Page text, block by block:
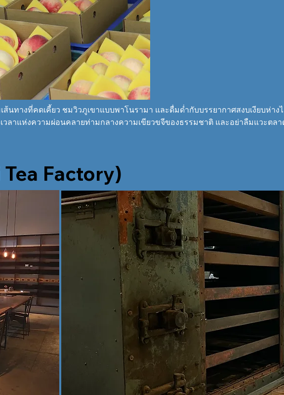
ทางที่คดเคี้ยว ชมวิวภูเขาแบบพาโนรามา และดื่มด่ำกับบรรยากาศสงบเงียบห่าง
ลาแห่งความผ่อนคลายท่ามกลางความเขียวขจีของธรรมชาติ และอย่าลืมแวะตล
Factory)